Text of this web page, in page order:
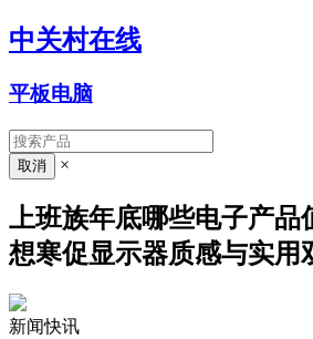
中关村在线
平板电脑
×
上班族年底哪些电子产品
想寒促显示器质感与实用
新闻快讯